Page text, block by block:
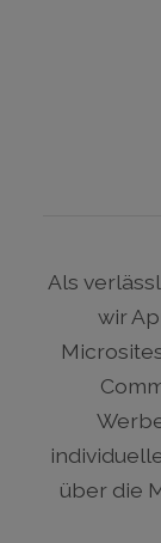
Als
wir
über die